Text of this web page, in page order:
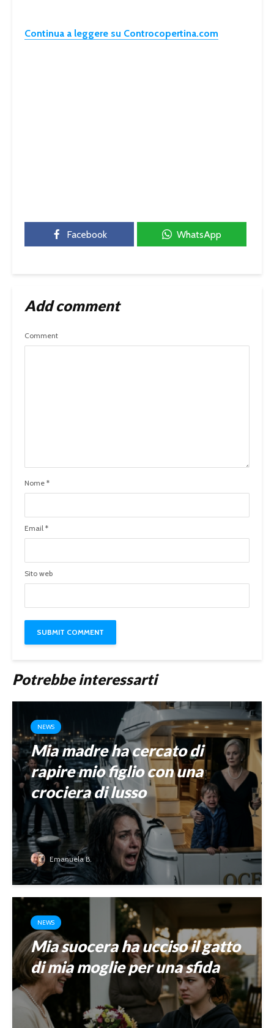
Continua a leggere su Controcopertina.com
Facebook WhatsApp
Add comment
Comment
Nome *
Email *
Sito web
Potrebbe interessarti
NEWS
Mia madre ha cercato di
rapire mio figlio con una
crociera di lusso
Emanuela B.
NEWS
Mia suocera ha ucciso il gatto
di mia moglie per una sfida